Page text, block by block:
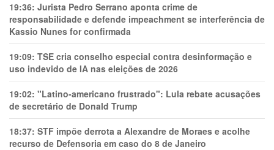
19:36: Jurista Pedro Serrano aponta crime de
responsabilidade e defende impeachment se interferência de
Kassio Nunes for confirmada
19:09: TSE cria conselho especial contra desinformação e
uso indevido de IA nas eleições de 2026
19:02: "Latino-americano frustrado": Lula rebate acusações
de secretário de Donald Trump
18:37: STF impõe derrota a Alexandre de Moraes e acolhe
recurso de Defensoria em caso do 8 de Janeiro